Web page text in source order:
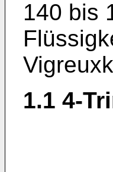
140 bis
1.1 4-